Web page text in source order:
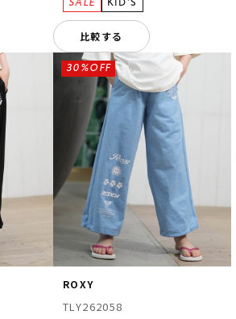
比較する
ROXY
TLY262058
30%OFF